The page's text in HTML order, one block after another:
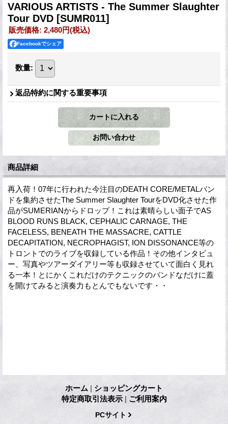
VARIOUS ARTISTS - The Summer Slaughter
Tour DVD [SUMR011]
販売価格: 2,480円(税込)
Facebookでシェア
数量:
返品特約に関する重要事項
商品詳細
再入荷！07年に行われた今注目のDEATH CORE/METALバン
ドを集約させたThe Summer Slaughter TourをDVD化させた作
品がSUMERIANからドロップ！これは素晴らしい面子でAS
BLOOD RUNS BLACK, CEPHALIC CARNAGE, THE
FACELESS, BENEATH THE MASSACRE, CATTLE
DECAPITATION, NECROPHAGIST, ION DISSONANCE等の
トロントでのライブを収録している作品！その他インタビュ
ー、写真やツアーダイアリー等も収録させていて面白く見れ
る一本！とにかくこれだけのテクニックのバンドなだけに蓋
を開けてみると演奏力もとんでもないです・・
ホーム | ショッピングカート
特定商取引法表示 | ご利用案内
PCサイト